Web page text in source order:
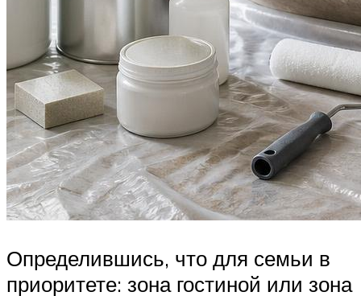
Определившись, что для семьи в
приоритете: зона гостиной или зона